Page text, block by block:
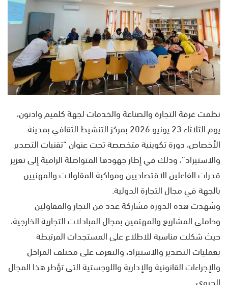
ا
إ
ل
ك
ت
و
ي
نظمت غرفة التجارة والصناعة والخدمات لجهة كلميم وادنون،
يوم الثلاثاء 23 يونيو 2026 بمركز التنشيط الثقافي بمدينة
الأخصاص، دورة تكوينية متخصصة تحت عنوان “تقنيات التصدير
والاستيراد”، وذلك في إطار جهودها المتواصلة الرامية إلى تعزيز
قدرات الفاعلين الاقتصاديين ومواكبة المقاولات والمهنيين
بالجهة في مجال التجارة الدولية.
وشهدت هذه الدورة مشاركة عدد من التجار والمقاولين
وحاملي المشاريع والمهتمين بمجال المبادلات التجارية الخارجية،
حيث شكلت مناسبة للاطلاع على المستجدات المرتبطة
بعمليات التصدير والاستيراد، والتعرف على مختلف المراحل
والإجراءات القانونية والإدارية واللوجستية التي تؤطر هذا المجال
الحيوي.